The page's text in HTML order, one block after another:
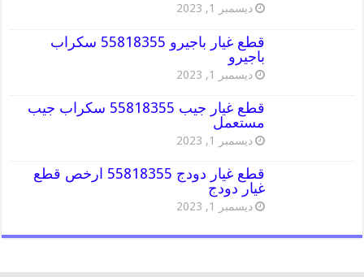
ديسمبر 1, 2023
قطع غيار باجيرو 55818355 سكراب
باجيرو
ديسمبر 1, 2023
قطع غيار جيب 55818355 سكراب جيب
مستعمل
ديسمبر 1, 2023
قطع غيار دودج 55818355 ارخص قطع
غيار دودج
ديسمبر 1, 2023